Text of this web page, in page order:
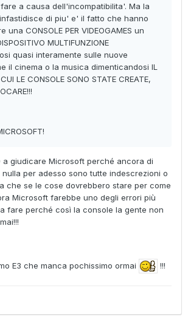
a causa dell'incompatibilita'. Ma la
di piu' e' il fatto che hanno
una CONSOLE PER VIDEOGAMES un
MULTIFUNZIONE
quasi interamente sulle nuove
il cinema o la musica dimenticandosi IL
LE CONSOLE SONO STATE CREATE,
a giudicare Microsoft perché ancora di
per adesso sono tutte indescrezioni o
che se le cose dovrebbero stare per come
Microsoft farebbe uno degli errori più
fare perché così la console la gente non
E3 che manca pochissimo ormai !!!